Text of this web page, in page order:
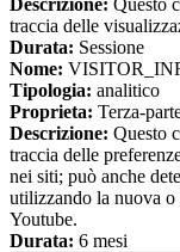
Descrizione: Questo
traccia delle
Durata: Sessione
Nome:
Tipologia: analitico
Proprieta: Terza-
Descrizione: Questo
traccia delle
nei siti; può anche
utilizzando la nuova
Youtube.
Durata: 6 mesi